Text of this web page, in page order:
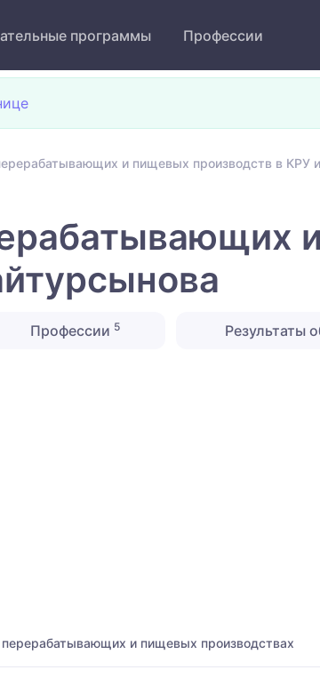
программы Профессии
и пищевых производств в КРУ
Профессии 5 Результаты
перерабатывающих и пищевых производствах